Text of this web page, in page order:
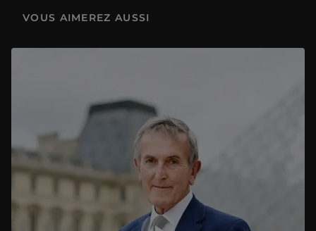
La Tête de hache ornée d’un démon à tête d’oiseau et le Taureau sauvage agenouillé
L'Œuvre en Scène : La sépulture de Thaïs d'Antinoé conservée au musée du Louvre
« La Stèle de Néfertiabet »
1 h 15 min
L'Œuvre en scène : « La Dérision du Christ » de Cimabue
VOUS AIMEREZ AUSSI